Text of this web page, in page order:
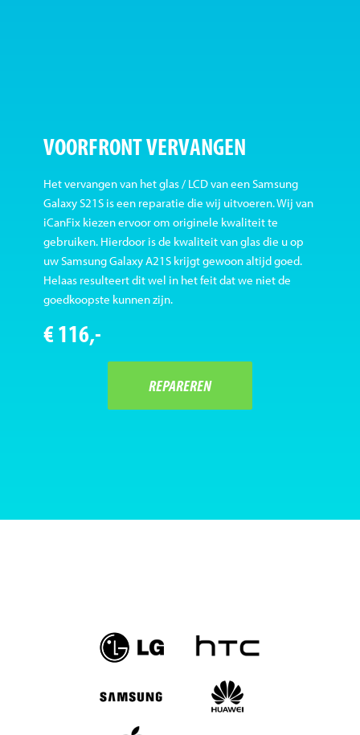
VOORFRONT VERVANGEN
Het vervangen van het glas / LCD van een Samsung
Galaxy S21S is een reparatie die wij uitvoeren. Wij van
iCanFix kiezen ervoor om originele kwaliteit te
gebruiken. Hierdoor is de kwaliteit van glas die u op
uw Samsung Galaxy A21S krijgt gewoon altijd goed.
Helaas resulteert dit wel in het feit dat we niet de
goedkoopste kunnen zijn.
€ 116,-
REPAREREN